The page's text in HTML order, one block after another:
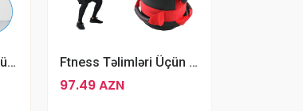
Uşaq Ve Böyükler Üçün Mavi Rengli Taxta Atlanma Ipi Ftness Təlimləri Üçün Ağırlıq Kisəsi 15 Kq Qırmızı Ağırlıq Kisəsi
97.49 AZN